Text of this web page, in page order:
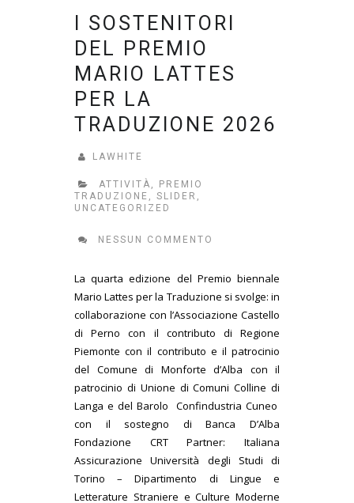
I SOSTENITORI
DEL PREMIO
MARIO LATTES
PER LA
TRADUZIONE 2026
LAWHITE
ATTIVITÀ ,
PREMIO
TRADUZIONE , SLIDER ,
UNCATEGORIZED
NESSUN COMMENTO
La quarta edizione del Premio biennale
Mario Lattes per la Traduzione si svolge: in
collaborazione con l’Associazione Castello
di Perno con il contributo di Regione
Piemonte con il contributo e il patrocinio
del Comune di Monforte d’Alba con il
patrocinio di Unione di Comuni Colline di
Langa e del Barolo Confindustria Cuneo
con il sostegno di Banca D’Alba
Fondazione CRT Partner: Italiana
Assicurazione Università degli Studi di
Torino – Dipartimento di Lingue e
Letterature Straniere e Culture Moderne